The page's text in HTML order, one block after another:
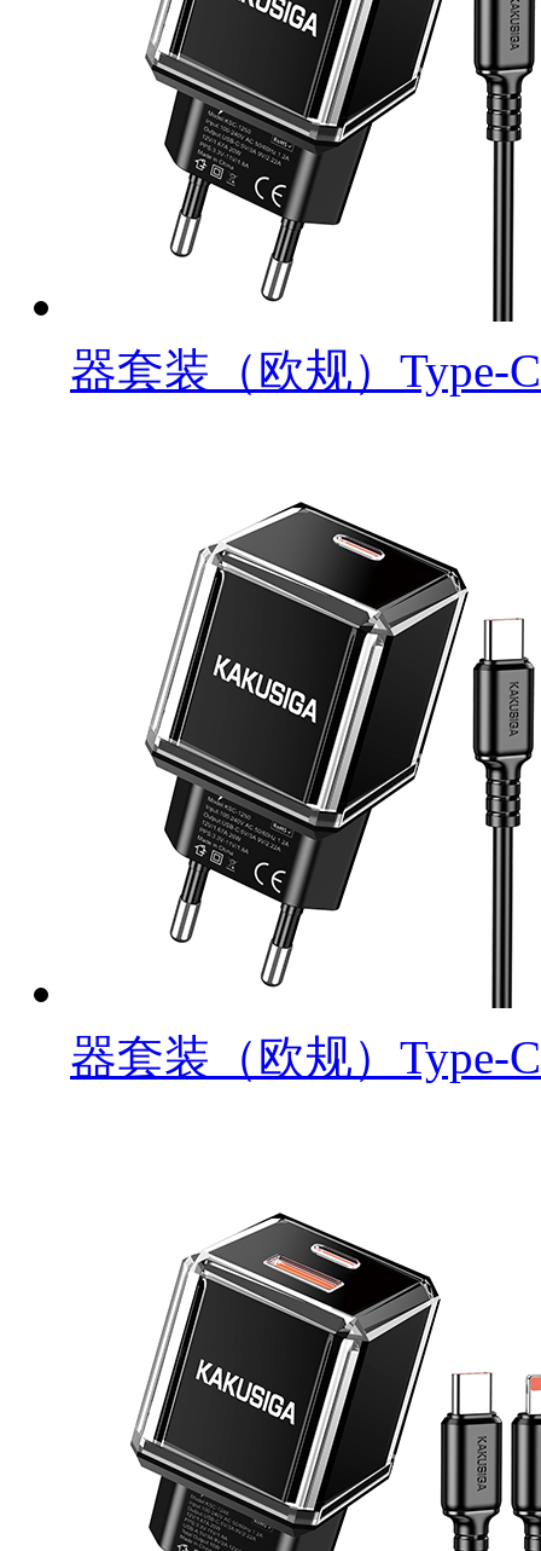
器套装（欧规）Type-
器套装（欧规）Type-